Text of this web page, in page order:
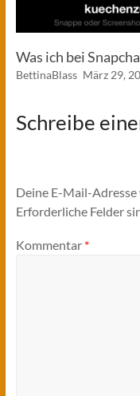
Was ich bei
BettinaBlass März 29,
Schreibe
Deine E-Mail-
Erforderliche Felder
Kommentar *